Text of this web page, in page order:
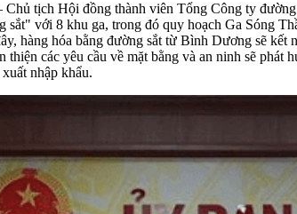
tịch Hội đồng thành viên Tổng Công ty
sắt" với 8 khu ga, trong đó quy hoạch Ga Sóng
hàng hóa bằng đường sắt từ Bình Dương sẽ
thiện các yêu cầu về mặt bằng và an ninh sẽ
nhập khẩu.